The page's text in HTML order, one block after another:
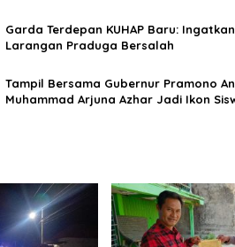
Garda Terdepan KUHAP Baru:
Larangan Praduga Bersalah
Tampil Bersama Gubernur Pramono
Muhammad Arjuna Azhar Jadi Ikon